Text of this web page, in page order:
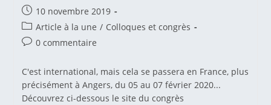
Publication
publiée :
10 novembre 2019
Post
category:
Article à la une / Colloques et congrès
Commentaires
la
publication :
0 commentaire
C'est international, mais cela se passera en France, plus
précisément à Angers, du 05 au 07 février 2020...
Découvrez ci-dessous le site du congrès